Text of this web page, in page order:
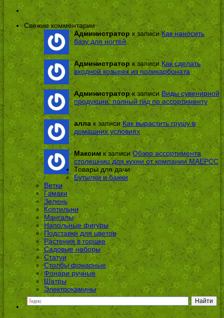
Свежие комментарии
Администраторк записиКак наносить
базу для ногтей
Администраторк записиКак сделать
входной козырек из поликарбоната
Администраторк записиВиды сувенирной
продукции: полный гид по ассортименту
алла к записиКак вырастить грушу в
домашних условиях
Максим к записиОбзор ассортимента
столешниц для кухни от компании МАЕРСС
Товары для дачи
Бутылки и банки
Ветки
Гамаки
Зелень
Коптильни
Мангалы
Напольные фигуры
Подставки для цветов
Растения в горшке
Садовые наборы
Статуи
Столбы фонарные
Фонари ручные
Шатры
Электрокамины